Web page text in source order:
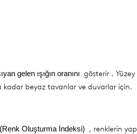
gelen ışığın oranını gösterir .
kadar beyaz tavanlar ve duvarlar için.
Oluşturma İndeksi) , renklerin